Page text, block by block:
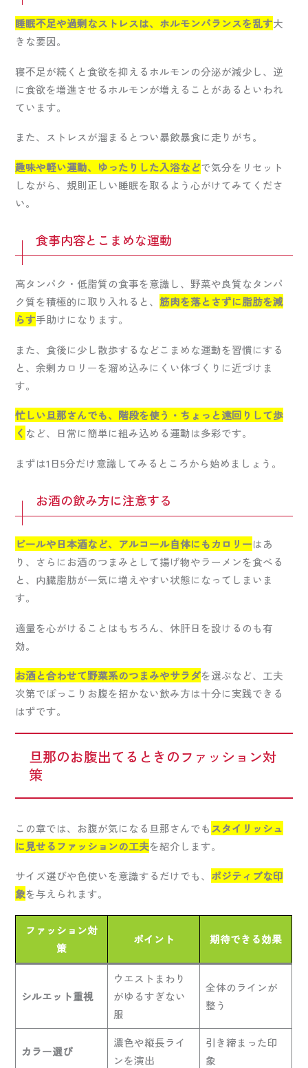
睡眠不足や過剰なストレスは、ホルモンバランスを乱す大
きな要因。
寝不足が続くと食欲を抑えるホルモンの分泌が減少し、逆
に食欲を増進させるホルモンが増えることがあるといわれ
ています。
また、ストレスが溜まるとつい暴飲暴食に走りがち。
趣味や軽い運動、ゆったりした入浴などで気分をリセット
しながら、規則正しい睡眠を取るよう心がけてみてくださ
い。
食事内容とこまめな運動
高タンパク・低脂質の食事を意識し、野菜や良質なタンパ
ク質を積極的に取り入れると、筋肉を落とさずに脂肪を減
らす手助けになります。
また、食後に少し散歩するなどこまめな運動を習慣にする
と、余剰カロリーを溜め込みにくい体づくりに近づけま
す。
忙しい旦那さんでも、階段を使う・ちょっと遠回りして歩
く など、日常に簡単に組み込める運動は多彩です。
まずは1日5分だけ意識してみるところから始めましょう。
お酒の飲み方に注意する
ビールや日本酒など、アルコール自体にもカロリーはあ
り、さらにお酒のつまみとして揚げ物やラーメンを食べる
と、内臓脂肪が一気に増えやすい状態になってしまいま
す。
適量を心がけることはもちろん、休肝日を設けるのも有
効。
お酒と合わせて野菜系のつまみやサラダを選ぶなど、工夫
次第でぽっこりお腹を招かない飲み方は十分に実践できる
はずです。
旦那のお腹出てるときのファッション対
策
この章では、お腹が気になる旦那さんでもスタイリッシュ
に見せるファッションの工夫を紹介します。
サイズ選びや色使いを意識するだけでも、 ポジティブな印
象を与えられます。
ファッション対
策
ポイント 期待できる効果
シルエット重視
ウエストまわり
がゆるすぎない
服
全体のラインが
整う
カラー選び
濃色や縦長ライ
ンを演出
引き締まった印
象